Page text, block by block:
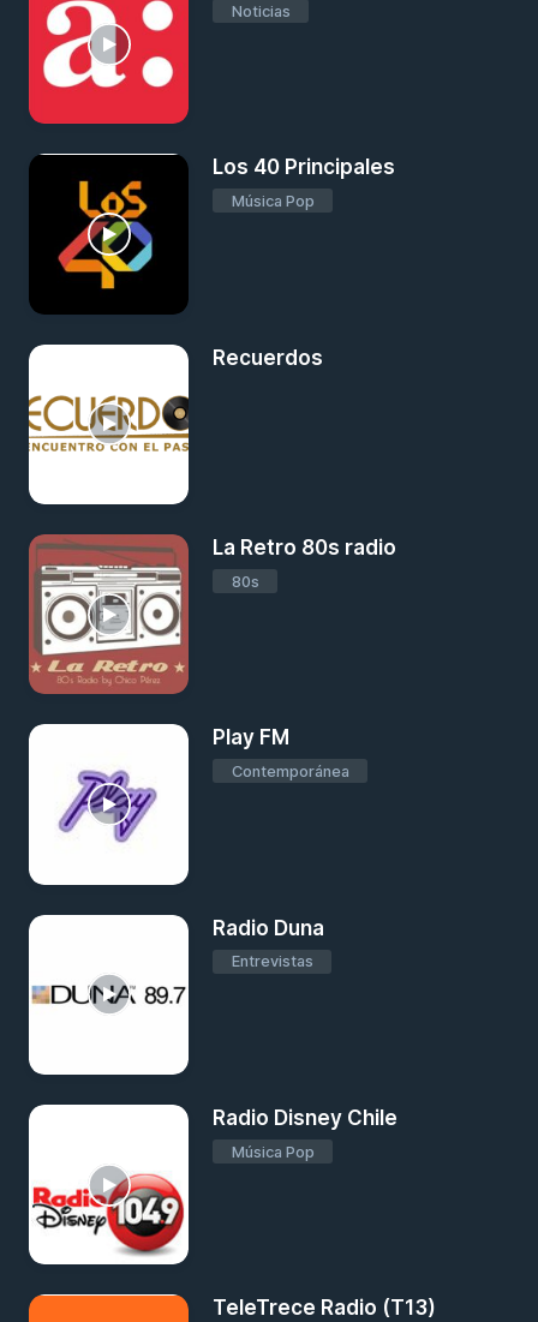
Noticias
Los 40 Principales
Música Pop
Recuerdos
La Retro 80s radio
80s
Play FM
Contemporánea
Radio Duna
Entrevistas
Radio Disney Chile
Música Pop
TeleTrece Radio (T13)